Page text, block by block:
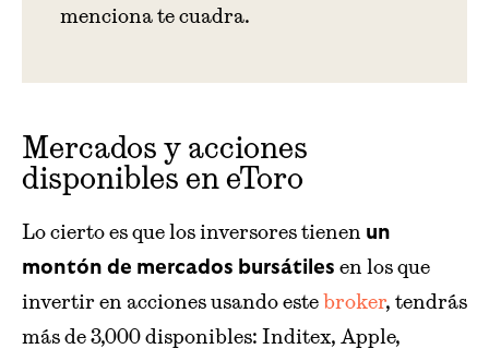
menciona te cuadra.
Mercados y acciones
disponibles en eToro
Lo cierto es que los inversores tienen un
montón de mercados bursátiles en los que
invertir en acciones usando estebroker, tendrás
más de 3,000 disponibles: Inditex, Apple,